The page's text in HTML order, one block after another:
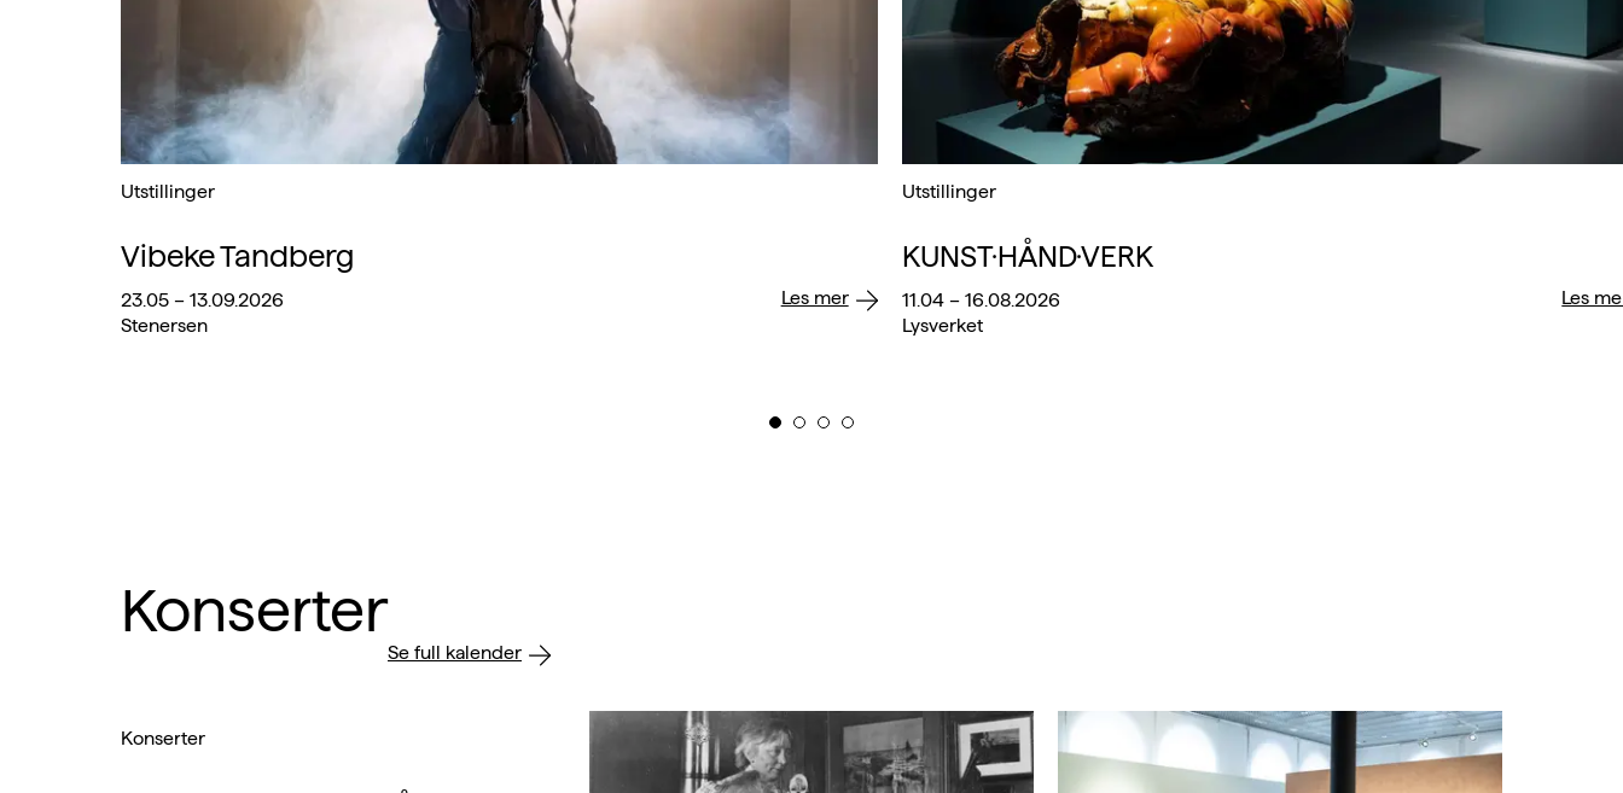
Utstillinger
Vibeke Tandberg
23.05 – 13.09.2026
Stenersen
Les mer
Utstillinger
KUNST·HÅND·VERK
11.04 – 16.08.2026
Lysverket
Les
Konserter
Se full kalender
Konserter
til
til
til
til